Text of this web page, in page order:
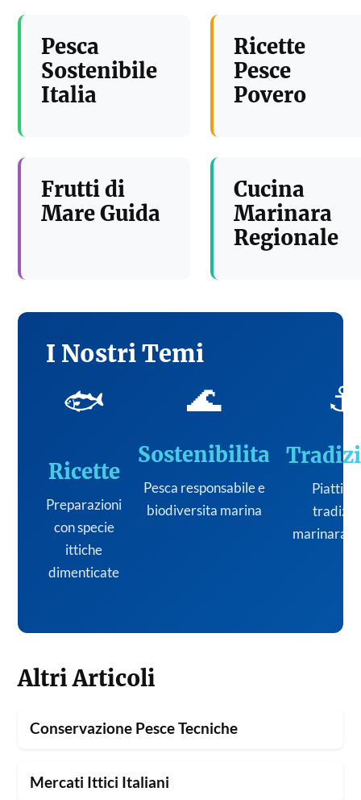
Pesca
Sostenibile
Italia
Ricette
Pesce
Povero
Frutti di
Mare Guida
Cucina
Marinara
Regionale
I Nostri Temi
🐟
Ricette
Preparazioni
con specie
ittiche
dimenticate
🌊
Sostenibilita
Pesca responsabile e
biodiversita marina
⚓
Piatti
marinara
Altri Articoli
Conservazione Pesce Tecniche
Mercati Ittici Italiani